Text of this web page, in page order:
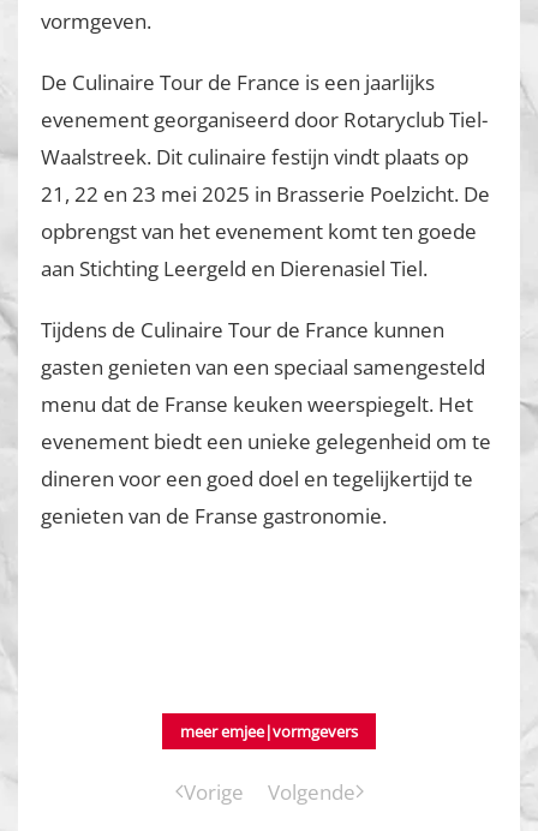
vormgeven.
De Culinaire Tour de France is een jaarlijks
evenement georganiseerd door Rotaryclub Tiel-
Waalstreek. Dit culinaire festijn vindt plaats op
21, 22 en 23 mei 2025 in Brasserie Poelzicht. De
opbrengst van het evenement komt ten goede
aan Stichting Leergeld en Dierenasiel Tiel.
Tijdens de Culinaire Tour de France kunnen
gasten genieten van een speciaal samengesteld
menu dat de Franse keuken weerspiegelt. Het
evenement biedt een unieke gelegenheid om te
dineren voor een goed doel en tegelijkertijd te
genieten van de Franse gastronomie.
meer emjee|vormgevers
Vorige Volgende